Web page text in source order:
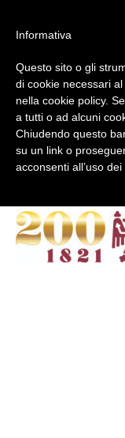
#WIS22
Informativa
Questo sito o gli
di cookie necessari
nella cookie policy.
a tutti o ad alcuni
Chiudendo questo
su un link o
acconsenti all’uso dei